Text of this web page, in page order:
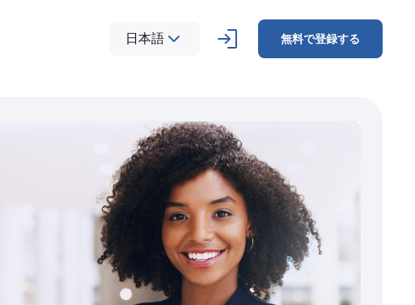
日本語 無料で登録する